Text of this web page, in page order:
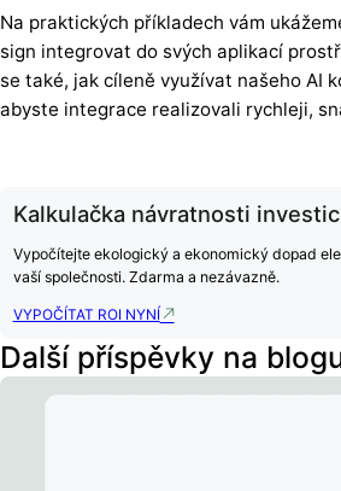
Na praktických příkladech vám
sign integrovat do svých aplikací
se také, jak cíleně využívat našeho AI
abyste integrace realizovali rychleji,
Kalkulačka návratnosti investic
Vypočítejte ekologický a ekonomický dopad
vaší společnosti. Zdarma a nezávazně.
VYPOČÍTAT ROI NYNÍ
Další příspěvky na